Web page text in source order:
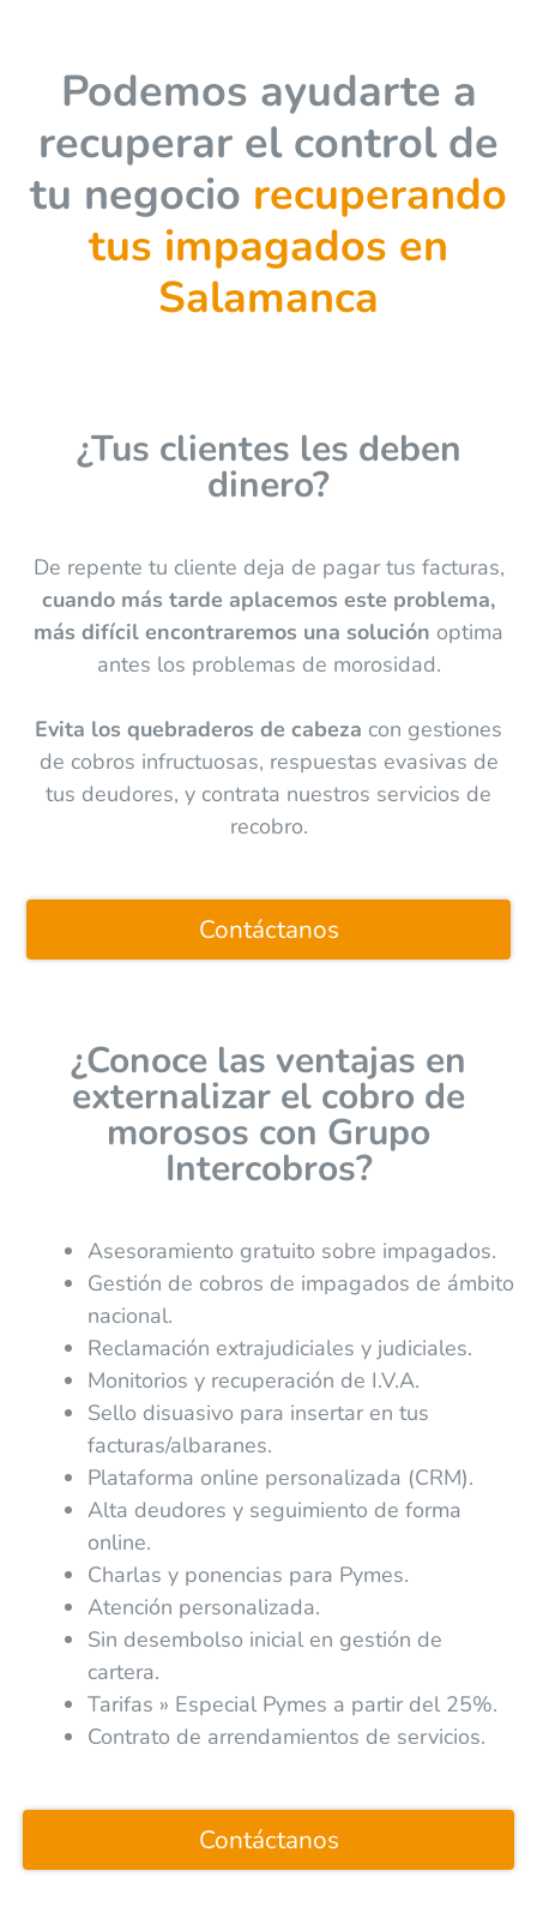
Podemos ayudarte a
recuperar el control de
tu negocio recuperando
tus impagados en
Salamanca
¿Tus clientes les deben
dinero?
De repente tu cliente deja de pagar tus facturas,
cuando más tarde aplacemos este problema,
más difícil encontraremos una solución optima
antes los problemas de morosidad.
Evita los quebraderos de cabeza con gestiones
de cobros infructuosas, respuestas evasivas de
tus deudores, y contrata nuestros servicios de
recobro.
Contáctanos
¿Conoce las ventajas en
externalizar el cobro de
morosos con Grupo
Intercobros?
Asesoramiento gratuito sobre impagados.
Gestión de cobros de impagados de ámbito
nacional.
Reclamación extrajudiciales y judiciales.
Monitorios y recuperación de I.V.A.
Sello disuasivo para insertar en tus
facturas/albaranes.
Plataforma online personalizada (CRM).
Alta deudores y seguimiento de forma
online.
Charlas y ponencias para Pymes.
Atención personalizada.
Sin desembolso inicial en gestión de
cartera.
Tarifas » Especial Pymes a partir del 25%.
Contrato de arrendamientos de servicios.
Contáctanos